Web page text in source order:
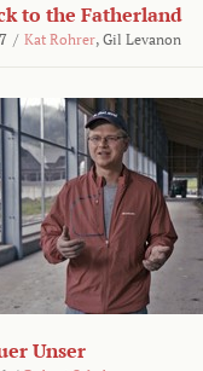
to the Fatherland
/ Kat Rohrer, Gil Levanon
Unser